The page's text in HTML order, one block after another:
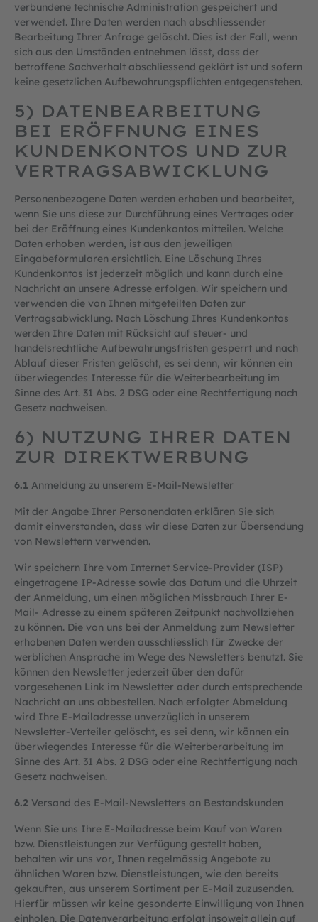
verbundene technische Administration gespeichert und
verwendet. Ihre Daten werden nach abschliessender
Bearbeitung Ihrer Anfrage gelöscht. Dies ist der Fall, wenn
sich aus den Umständen entnehmen lässt, dass der
betroffene Sachverhalt abschliessend geklärt ist und sofern
keine gesetzlichen Aufbewahrungspflichten entgegenstehen.
5) DATENBEARBEITUNG
BEI ERÖFFNUNG EINES
KUNDENKONTOS UND ZUR
VERTRAGSABWICKLUNG
Personenbezogene Daten werden erhoben und bearbeitet,
wenn Sie uns diese zur Durchführung eines Vertrages oder
bei der Eröffnung eines Kundenkontos mitteilen. Welche
Daten erhoben werden, ist aus den jeweiligen
Eingabeformularen ersichtlich. Eine Löschung Ihres
Kundenkontos ist jederzeit möglich und kann durch eine
Nachricht an unsere Adresse erfolgen. Wir speichern und
verwenden die von Ihnen mitgeteilten Daten zur
Vertragsabwicklung. Nach Löschung Ihres Kundenkontos
werden Ihre Daten mit Rücksicht auf steuer- und
handelsrechtliche Aufbewahrungsfristen gesperrt und nach
Ablauf dieser Fristen gelöscht, es sei denn, wir können ein
überwiegendes Interesse für die Weiterbearbeitung im
Sinne des Art. 31 Abs. 2 DSG oder eine Rechtfertigung nach
Gesetz nachweisen.
6) NUTZUNG IHRER DATEN
ZUR DIREKTWERBUNG
6.1 Anmeldung zu unserem E-Mail-Newsletter
Mit der Angabe Ihrer Personendaten erklären Sie sich
damit einverstanden, dass wir diese Daten zur Übersendung
von Newslettern verwenden.
Wir speichern Ihre vom Internet Service-Provider (ISP)
eingetragene IP-Adresse sowie das Datum und die Uhrzeit
der Anmeldung, um einen möglichen Missbrauch Ihrer E-
Mail- Adresse zu einem späteren Zeitpunkt nachvollziehen
zu können. Die von uns bei der Anmeldung zum Newsletter
erhobenen Daten werden ausschliesslich für Zwecke der
werblichen Ansprache im Wege des Newsletters benutzt. Sie
können den Newsletter jederzeit über den dafür
vorgesehenen Link im Newsletter oder durch entsprechende
Nachricht an uns abbestellen. Nach erfolgter Abmeldung
wird Ihre E-Mailadresse unverzüglich in unserem
Newsletter-Verteiler gelöscht, es sei denn, wir können ein
überwiegendes Interesse für die Weiterberarbeitung im
Sinne des Art. 31 Abs. 2 DSG oder eine Rechtfertigung nach
Gesetz nachweisen.
6.2 Versand des E-Mail-Newsletters an Bestandskunden
Wenn Sie uns Ihre E-Mailadresse beim Kauf von Waren
bzw. Dienstleistungen zur Verfügung gestellt haben,
behalten wir uns vor, Ihnen regelmässig Angebote zu
ähnlichen Waren bzw. Dienstleistungen, wie den bereits
gekauften, aus unserem Sortiment per E-Mail zuzusenden.
Hierfür müssen wir keine gesonderte Einwilligung von Ihnen
einholen. Die Datenverarbeitung erfolgt insoweit allein auf